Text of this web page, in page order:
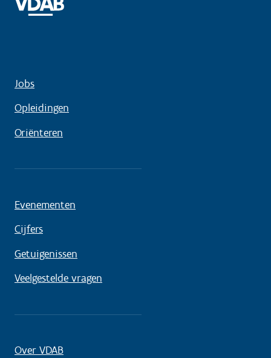
Jobs
Opleidingen
Oriënteren
Evenementen
Cijfers
Getuigenissen
Veelgestelde vragen
Over VDAB